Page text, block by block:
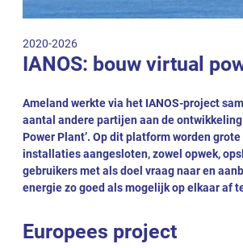
2020-2026
IANOS: bouw virtual
Ameland werkte via het IANOS-project
aantal andere partijen aan de ontwikkeling
Power Plant’. Op dit platform worden
installaties aangesloten, zowel opwek,
gebruikers met als doel vraag naar en
energie zo goed als mogelijk op elkaar af
Europees project